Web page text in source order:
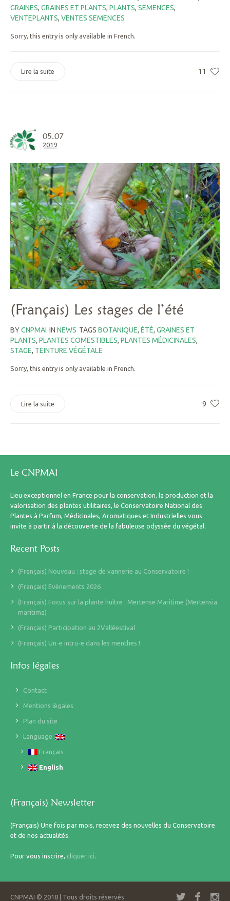
GRAINES, GRAINES ET PLANTS, PLANTS, SEMENCES,
VENTEPLANTS, VENTES SEMENCES
Sorry, this entry is only available in French.
11
Lire la suite
05.07
2019
(Français) Les stages de l’été
BYCNPMAI IN NEWS TAGS BOTANIQUE, ÉTÉ, GRAINES ET
PLANTS, PLANTES COMESTIBLES, PLANTES MÉDICINALES,
STAGE, TEINTURE VÉGÉTALE
Sorry, this entry is only available in French.
9
Lire la suite
Le CNPMAI
Lieu exceptionnel en France pour la conservation, la production et la
valorisation des plantes utilitaires, le Conservatoire National des
Plantes à Parfum, Médicinales, Aromatiques et Industrielles vous
invite à partir à la découverte de la fabuleuse odyssée du végétal.
Recent Posts
(Français) Nouveau : stage de vannerie au Conservatoire !
(Français) Evènements 2026
(Français) Focus sur la plante huître : Mertense Maritime (Mertensia
maritima)
(Français) Participation au 2Valléestival
(Français) Un-e intru-e dans les menthes !
Infos légales
Contact
Mentions légales
Plan du site
Language:
Français
English
(Français) Newsletter
(Français) Une fois par mois, recevez des nouvelles du Conservatoire
et de nos actualités.
Pour vous inscrire, cliquer ici
CNPMAI © 2018 | Tous droits réservés